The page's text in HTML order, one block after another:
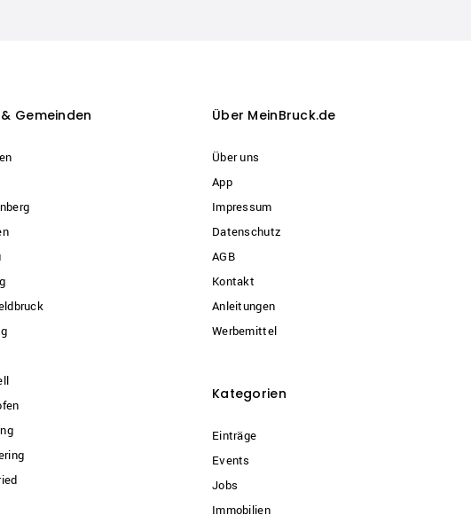
Gemeinden Über MeinBruck.de
Über uns
App
Impressum
Datenschutz
AGB
Kontakt
Anleitungen
Werbemittel
Kategorien
Einträge
Events
Jobs
Immobilien